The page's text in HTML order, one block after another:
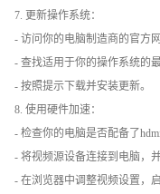
7. 更新操作系统：
- 访问你的电脑制造商的官方网
- 查找适用于你的操作系统的最
- 按照提示下载并安装更新。
8. 使用硬件加速：
- 检查你的电脑是否配备了
- 将视频源设备连接到电脑，
- 在浏览器中调整视频设置，